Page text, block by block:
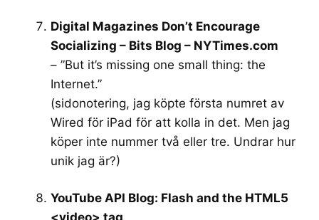
Digital Magazines Don’t Encourage
Socializing – Bits Blog – NYTimes.com
– ”But it’s missing one small thing: the
Internet.”
(sidonotering, jag köpte första numret av
Wired för iPad för att kolla in det. Men jag
köper inte nummer två eller tre. Undrar hur
unik jag är?)
YouTube API Blog: Flash and the HTML5
<video> tag